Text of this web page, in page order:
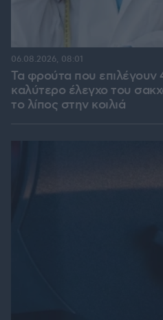
Τα φρούτα που επιλέγουν
καλύτερο έλεγχο του
το λίπος στην κοιλιά
06.08.2026, 08:01